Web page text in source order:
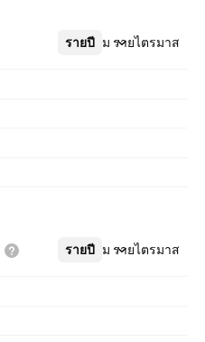
รายปี รายไตรมาส
เพิ่มเติม
รายปี รายไตรมาส
เพิ่มเติม